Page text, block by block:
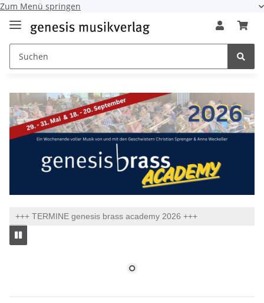
Zum Menü springen
+++ TERMINE genesis brass academy 2026 +++